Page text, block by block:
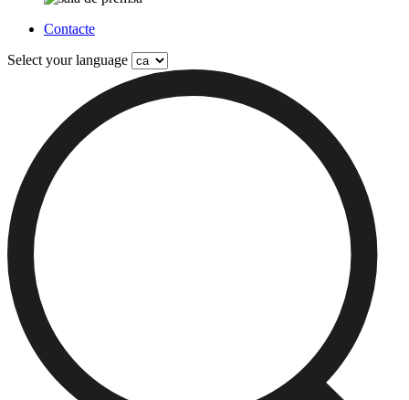
Contacte
Select your language